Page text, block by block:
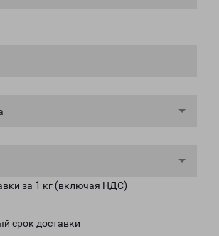
за 1 кг (включая НДС)
срок доставки